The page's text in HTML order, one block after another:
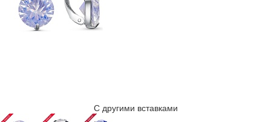
С другими вставками